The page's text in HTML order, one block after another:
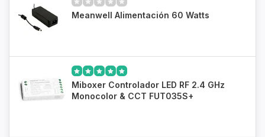
Meanwell Alimentación 60 Watts
Miboxer Controlador LED RF 2.4 GHz
Monocolor & CCT FUT035S+